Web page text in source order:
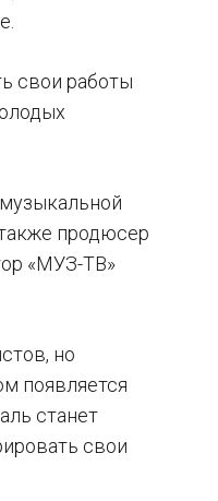
свои работы
продюсер
«МУЗ-ТВ»
но
появляется
станет
свои